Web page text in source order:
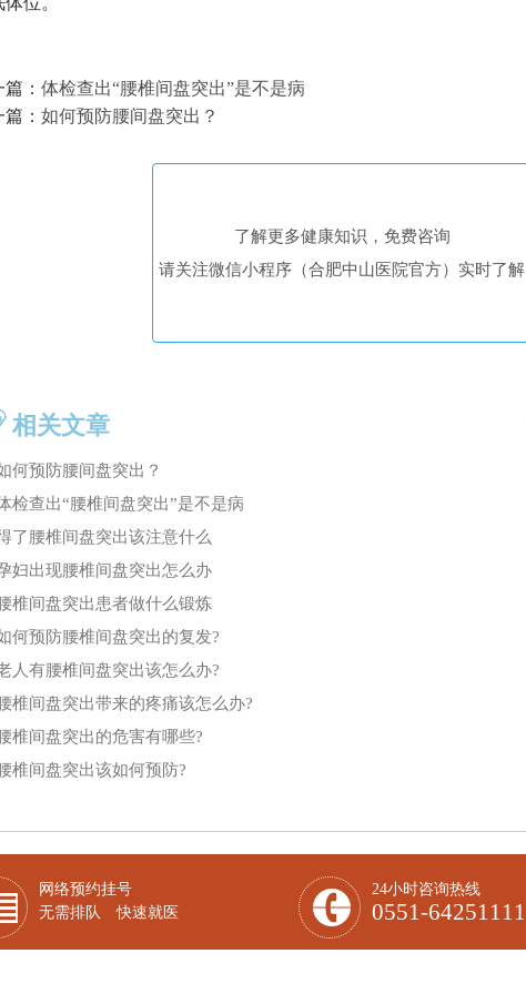
： 体检查出“腰椎间盘突出”是不是病
篇： 如何预防腰间盘突出？
了解更多健康知识，免费咨询
请关注微信小程序（合肥中山医院官方）实时了解
相关文章
何预防腰间盘突出？
检查出“腰椎间盘突出”是不是病
了腰椎间盘突出该注意什么
妇出现腰椎间盘突出怎么办
椎间盘突出患者做什么锻炼
何预防腰椎间盘突出的复发?
人有腰椎间盘突出该怎么办?
椎间盘突出带来的疼痛该怎么办?
椎间盘突出的危害有哪些?
椎间盘突出该如何预防?
网络预约挂号
无需排队 快速就医
24小时咨询热线
0551-64251111